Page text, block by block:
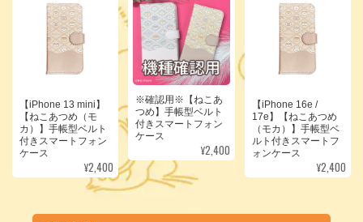
【iPhone 13 mini】
【ねこあつめ（モ
カ）】手帳型ベルト
付きスマートフォン
ケース
¥2,400
※確認用※【ねこあ
つめ】手帳型ベルト
付きスマートフォン
ケース
¥2,400
【iPhone 16e /
17e】【ねこあつめ
（モカ）】手帳型ベ
ルト付きスマートフ
ォンケース
¥2,400